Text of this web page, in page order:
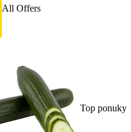
All Offers
Top ponuky